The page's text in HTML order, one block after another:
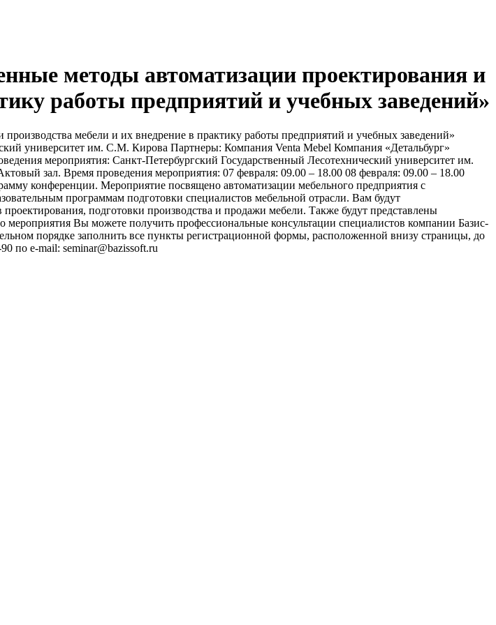
методы автоматизации проектирования и
работы предприятий и учебных заведений»
мебели и их внедрение в практику работы предприятий и учебных заведений»
университет им. С.М. Кирова Партнеры: Компания Venta Mebel Компания «Детальбург»
мероприятия: Санкт-Петербургский Государственный Лесотехнический университет им.
зал. Время проведения мероприятия: 07 февраля: 09.00 – 18.00 08 февраля: 09.00 – 18.00
конференции. Мероприятие посвящено автоматизации мебельного предприятия с
программам подготовки специалистов мебельной отрасли. Вам будут
подготовки производства и продажи мебели. Также будут представлены
Вы можете получить профессиональные консультации специалистов компании Базис-
порядке заполнить все пункты регистрационной формы, расположенной внизу страницы, до
по e-mail: seminar@bazissoft.ru